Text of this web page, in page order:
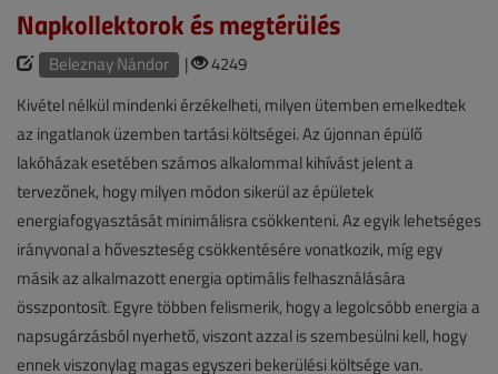
Napkollektorok és megtérülés
Beleznay Nándor |
4249
Kivétel nélkül mindenki érzékelheti, milyen ütemben emelkedtek
az ingatlanok üzemben tartási költségei. Az újonnan épülő
lakóházak esetében számos alkalommal kihívást jelent a
tervezőnek, hogy milyen módon sikerül az épületek
energiafogyasztását minimálisra csökkenteni. Az egyik lehetséges
irányvonal a hőveszteség csökkentésére vonatkozik, míg egy
másik az alkalmazott energia optimális felhasználására
összpontosít. Egyre többen felismerik, hogy a legolcsóbb energia a
napsugárzásból nyerhető, viszont azzal is szembesülni kell, hogy
ennek viszonylag magas egyszeri bekerülési költsége van.